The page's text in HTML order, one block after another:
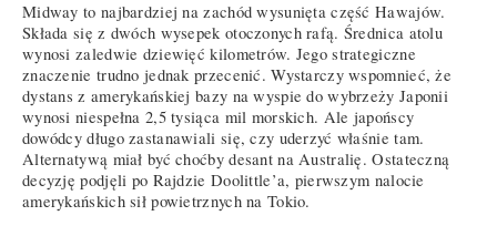
Midway to najbardziej na zachód wysunięta część Hawajów.
Składa się z dwóch wysepek otoczonych rafą. Średnica atolu
wynosi zaledwie dziewięć kilometrów. Jego strategiczne
znaczenie trudno jednak przecenić. Wystarczy wspomnieć, że
dystans z amerykańskiej bazy na wyspie do wybrzeży Japonii
wynosi niespełna 2,5 tysiąca mil morskich. Ale japońscy
dowódcy długo zastanawiali się, czy uderzyć właśnie tam.
Alternatywą miał być choćby desant na Australię. Ostateczną
decyzję podjęli po Rajdzie Doolittle’a, pierwszym nalocie
amerykańskich sił powietrznych na Tokio.